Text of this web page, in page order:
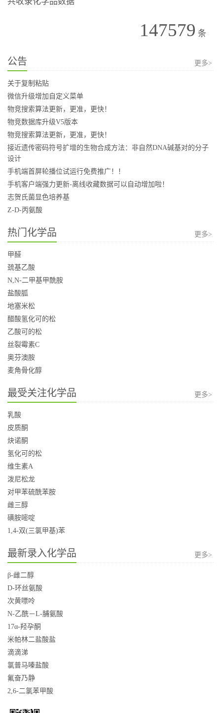
147579 条
公告 更多>
关于复制粘贴
微信升级增加自定义菜单
物竞搜索算法更新，更准，更快！
物竞数据库升级V5版本
物竞搜索算法更新，更准，更快！
接近遗传密码符号扩增的生物合成方法：非自然DNA碱基对的分子
设计
手机端首屏轮播位试运行免费推广！！
手机客户端强力更新-离线收藏数据可以自动增加啦！
志贺氏菌显色培养基
Z-D-丙氨酸
热门化学品 更多>
甲醛
巯基乙酸
N,N-二甲基甲酰胺
盐酸胍
地塞米松
醋酸氢化可的松
乙酸可的松
丝裂霉素C
奥芬澳胺
麦角骨化醇
最受关注化学品 更多>
乳酸
皮质酮
炔诺酮
氢化可的松
维生素A
泼尼松龙
对甲苯硫酰苯胺
雌三醇
磺胺嘧啶
1,4-双(三氯甲基)苯
最新录入化学品 更多>
β-雌二醇
D-环丝氨酸
次黄嘌呤
N-乙酰－L-脯氨酸
17α-羟孕酮
米帕林二盐酸盐
滴滴涕
氯普马嗪盐酸
氟奋乃静
2,6-二氯苯甲酸